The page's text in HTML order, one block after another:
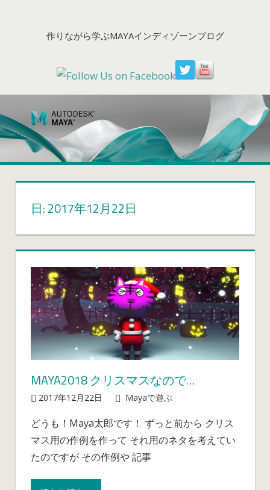
へ
ス
キ
プ
作りながら学ぶMAYAインディゾーンブログ
日: 2017年12月22日
MAYA2018 クリスマスなので…
2017年12月22日 mayablog
Mayaで遊ぶ
リ
ス
どうも！Maya太郎です！ ずっと前から クリス
マス用の作例を作って それ用のネタを考えてい
たのですが その作例や 記事